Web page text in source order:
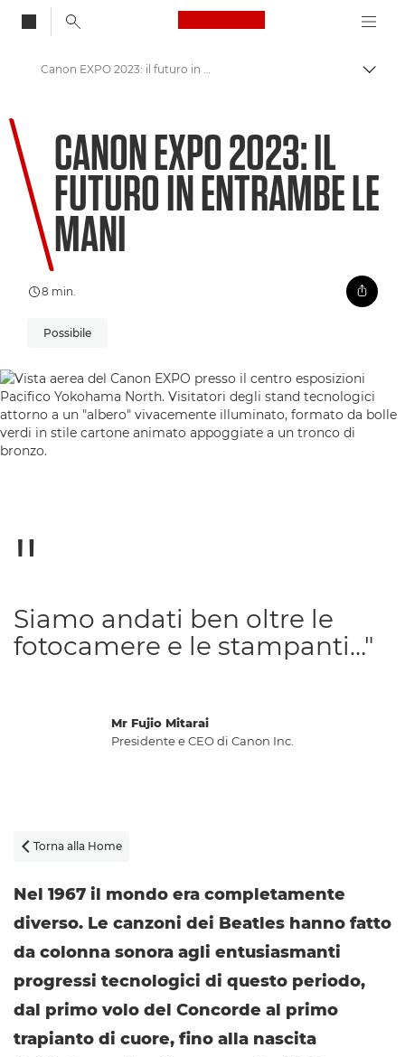
Canon Logo, back
Benvenuto su VIEW
Canon EXPO 2023: il futuro in entrambe le mani
CANON EXPO 2023: IL
FUTURO IN ENTRAMBE LE
MANI
8 min.
Possibile
Mr Fujio Mitarai
Presidente e CEO di Canon Inc.
Siamo andati ben oltre le
fotocamere e le stampanti…"
 Torna alla Home
Nel 1967 il mondo era completamente
diverso. Le canzoni dei Beatles hanno fatto
da colonna sonora agli entusiasmanti
progressi tecnologici di questo periodo,
dal primo volo del Concorde al primo
trapianto di cuore, fino alla nascita